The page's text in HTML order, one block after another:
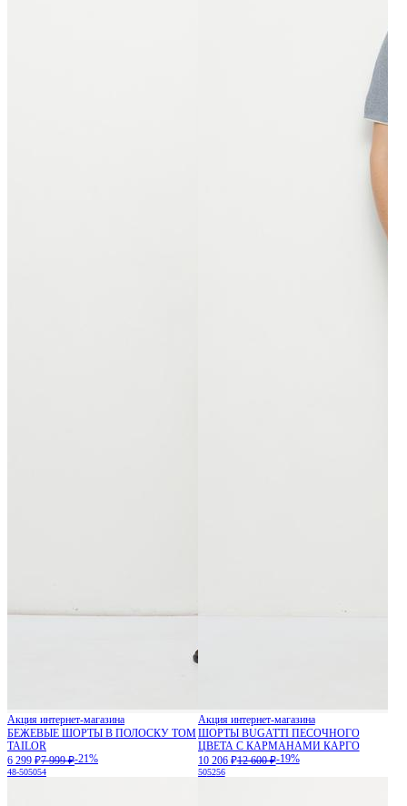
Акция интернет-магазина
БЕЖЕВЫЕ ШОРТЫ В ПОЛОСКУ TOM
TAILOR
6 299 ₽7 999 ₽-21%
48-505054
Акция интернет-магазина
ШОРТЫ BUGATTI ПЕСОЧНОГО
ЦВЕТА С КАРМАНАМИ КАРГО
10 206 ₽12 600 ₽-19%
505256